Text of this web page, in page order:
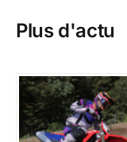
Plus d'actu